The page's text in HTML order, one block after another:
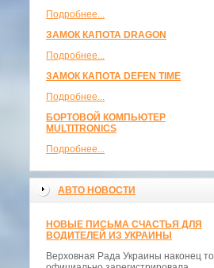
Подробнее...
ЗАМОК КАПОТА DRAGON
Подробнее...
ЗАМОК КАПОТА DEFEN TIME
Подробнее...
БОРТОВОЙ КОМПЬЮТЕР
MULTITRONICS
Подробнее...
АВТО НОВОСТИ
НОВЫЕ ПИСЬМА СЧАСТЬЯ ДЛЯ
ВОДИТЕЛЕЙ ИЗ УКРАИНЫ
Верховная Рада Украины наконец то